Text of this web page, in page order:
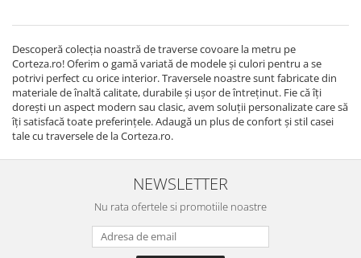
Descoperă colecția noastră de traverse covoare la metru pe
Corteza.ro! Oferim o gamă variată de modele și culori pentru a se
potrivi perfect cu orice interior. Traversele noastre sunt fabricate din
materiale de înaltă calitate, durabile și ușor de întreținut. Fie că îți
dorești un aspect modern sau clasic, avem soluții personalizate care să
îți satisfacă toate preferințele. Adaugă un plus de confort și stil casei
tale cu traversele de la Corteza.ro.
NEWSLETTER
Nu rata ofertele si promotiile noastre